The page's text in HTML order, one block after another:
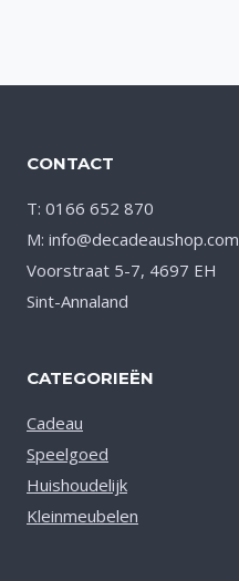
CONTACT
T: 0166 652 870
M: info@decadeaushop.com
Voorstraat 5-7, 4697 EH
Sint-Annaland
CATEGORIEËN
Cadeau
Speelgoed
Huishoudelijk
Kleinmeubelen